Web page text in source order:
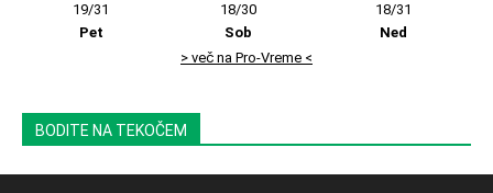
19/31
Pet
18/30
Sob
18/31
Ned
> več na Pro-Vreme <
BODITE NA TEKOČEM